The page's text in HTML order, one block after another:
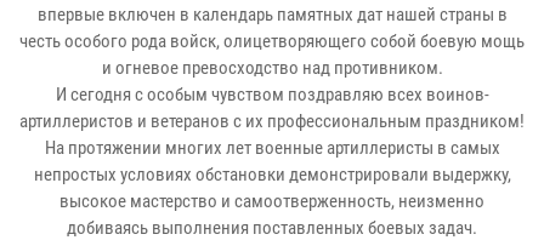
впервые включен в календарь памятных дат нашей страны в
честь особого рода войск, олицетворяющего собой боевую мощь
и огневое превосходство над противником.
И сегодня с особым чувством поздравляю всех воинов-
артиллеристов и ветеранов с их профессиональным праздником!
На протяжении многих лет военные артиллеристы в самых
непростых условиях обстановки демонстрировали выдержку,
высокое мастерство и самоотверженность, неизменно
добиваясь выполнения поставленных боевых задач.